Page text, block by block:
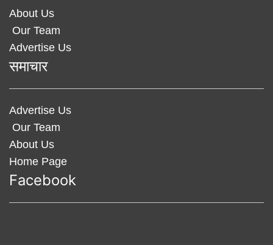
About Us
Our Team
Advertise Us
समाचार
Advertise Us
Our Team
About Us
Home Page
Facebook